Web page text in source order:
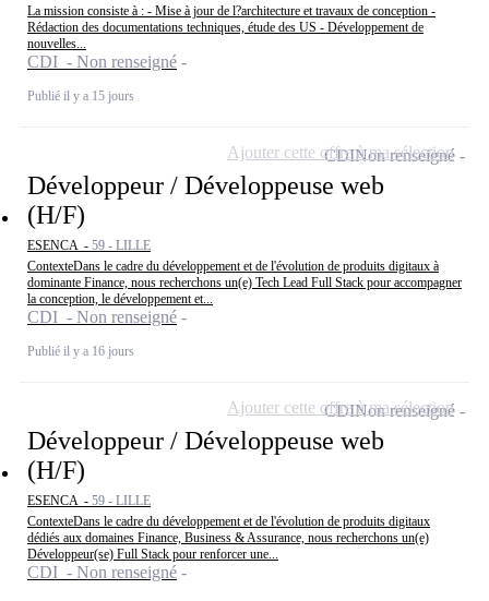
La mission consiste à : - Mise à jour de l?architecture et travaux de conception -
Rédaction des documentations techniques, étude des US - Développement de
nouvelles...
CDI - Non renseigné
Publié il y a 15 jours
Développeur / Développeuse web
(H/F)
ESENCA - 59 - LILLE
ContexteDans le cadre du développement et de l'évolution de produits digitaux à
dominante Finance, nous recherchons un(e) Tech Lead Full Stack pour accompagner
la conception, le développement et...
CDI - Non renseigné
Publié il y a 16 jours
CDINon renseigné
Ajouter cette offre à ma sélection
Développeur / Développeuse web
(H/F)
ESENCA - 59 - LILLE
ContexteDans le cadre du développement et de l'évolution de produits digitaux
dédiés aux domaines Finance, Business & Assurance, nous recherchons un(e)
Développeur(se) Full Stack pour renforcer une...
CDI - Non renseigné
CDINon renseigné
Ajouter cette offre à ma sélection